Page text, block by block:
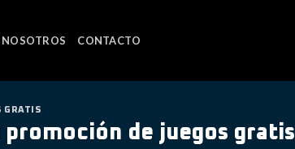
NOSOTROS CONTACTO
GRATIS
promoción de juegos gratis